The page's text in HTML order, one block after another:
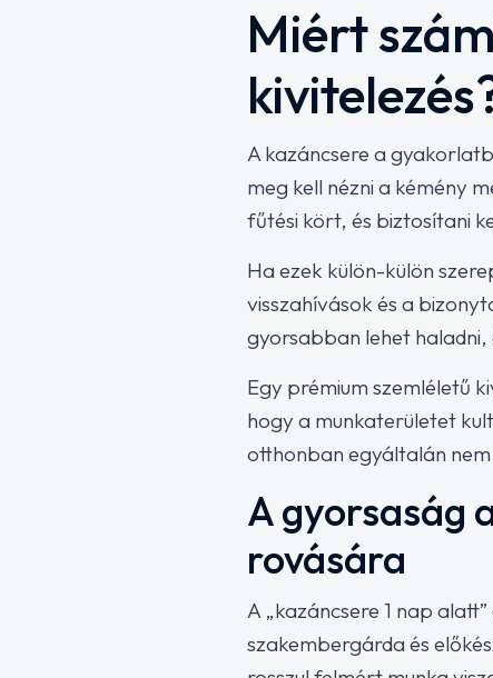
Miért
A kazáncsere a
meg kell nézni a kémény
fűtési kört, és biztosítani
Ha ezek külön-külön
visszahívások és a
gyorsabban lehet haladni,
Egy prémium szemléletű
hogy a munkaterületet
otthonban egyáltalán
A gyorsaság
rovására
A „kazáncsere 1 nap
szakembergárda és